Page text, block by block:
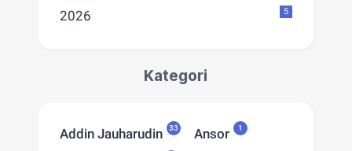
2026 5
Kategori
Addin Jauharudin 33 Ansor 1